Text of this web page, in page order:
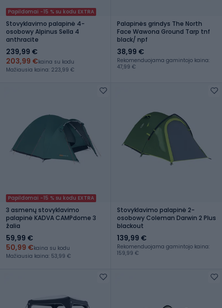
Papildomai -15 % su kodu EXTRA
Stovyklavimo palapinė 4-
osobowy Alpinus Sella 4
anthracite
239,99 €
203,99 €kaina su kodu
Mažiausia kaina: 223,99 €
Palapinės grindys The North
Face Wawona Ground Tarp tnf
black/ npf
38,99 €
Rekomenduojama gamintojo kaina:
47,99 €
Papildomai -15 % su kodu EXTRA
3 asmenų stovyklavimo
palapinė KADVA CAMPdome 3
žalia
59,99 €
50,99 €kaina su kodu
Mažiausia kaina: 53,99 €
Stovyklavimo palapinė 2-
osobowy Coleman Darwin 2 Plus
blackout
139,99 €
Rekomenduojama gamintojo kaina:
159,99 €